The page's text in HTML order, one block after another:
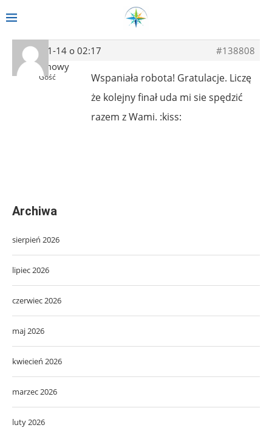
2014-01-14 o 02:17
#138808
Anonimowy
Gość
Wspaniała robota! Gratulacje. Liczę
że kolejny finał uda mi sie spędzić
razem z Wami. :kiss:
Archiwa
sierpień 2026
lipiec 2026
czerwiec 2026
maj 2026
kwiecień 2026
marzec 2026
luty 2026